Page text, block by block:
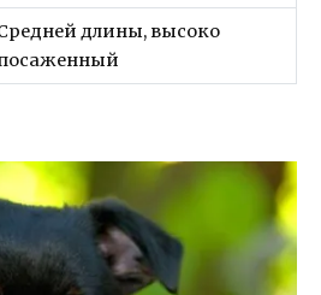
длины, высоко